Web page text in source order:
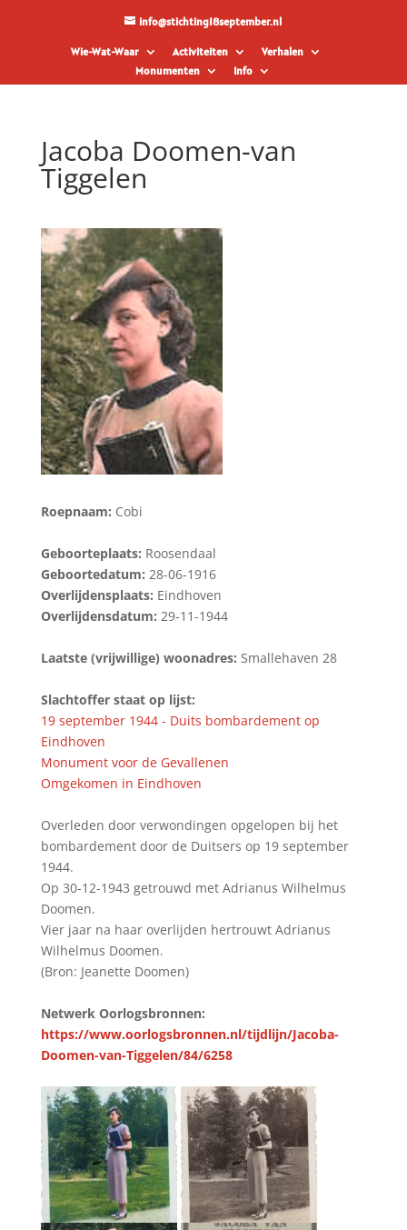
info@stichting18september.nl
Wie-Wat-Waar Activiteiten
Verhalen
Monumenten
Info
Jacoba Doomen-van
Tiggelen
Roepnaam: Cobi
Geboorteplaats: Roosendaal
Geboortedatum: 28-06-1916
Overlijdensplaats: Eindhoven
Overlijdensdatum: 29-11-1944
Laatste (vrijwillige) woonadres: Smallehaven 28
Slachtoffer staat op lijst:
19 september 1944 - Duits bombardement op
Eindhoven
Monument voor de Gevallenen
Omgekomen in Eindhoven
Overleden door verwondingen opgelopen bij het
bombardement door de Duitsers op 19 september
1944.
Op 30-12-1943 getrouwd met Adrianus Wilhelmus
Doomen.
Vier jaar na haar overlijden hertrouwt Adrianus
Wilhelmus Doomen.
(Bron: Jeanette Doomen)
Netwerk Oorlogsbronnen:
https://www.oorlogsbronnen.nl/tijdlijn/Jacoba-
Doomen-van-Tiggelen/84/6258